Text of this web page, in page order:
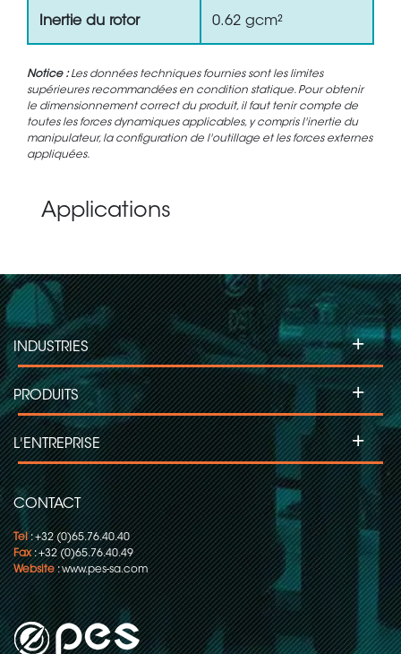
Inertie du rotor 0.62 gcm²
Notice :Les données techniques fournies sont les limites
supérieures recommandées en condition statique. Pour obtenir
le dimensionnement correct du produit, il faut tenir compte de
toutes les forces dynamiques applicables, y compris l'inertie du
manipulateur, la configuration de l'outillage et les forces externes
appliquées.
Applications
CONTACT
Tel: +32 (0)65.76.40.40
Fax: +32 (0)65.76.40.49
Website:www.pes-sa.com
INDUSTRIES +
PRODUITS +
L'ENTREPRISE +